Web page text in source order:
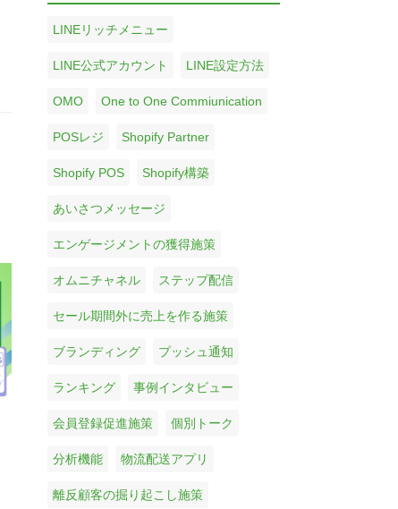
LINEリッチメニュー
LINE公式アカウント LINE設定方法
OMO One to One Commiunication
POSレジ Shopify Partner
Shopify POS Shopify構築
あいさつメッセージ
エンゲージメントの獲得施策
オムニチャネル ステップ配信
セール期間外に売上を作る施策
ブランディング プッシュ通知
ランキング 事例インタビュー
会員登録促進施策 個別トーク
分析機能 物流配送アプリ
離反顧客の掘り起こし施策